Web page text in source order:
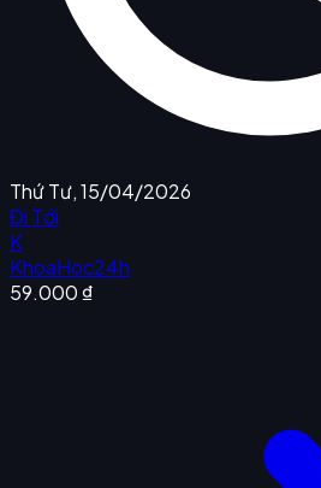
Thứ Tư, 15/04/2026
Đi Tới
K
KhoaHoc24h
59.000 ₫